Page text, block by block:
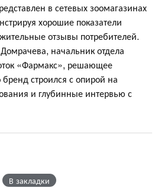
в сетевых зоомагазинах
хорошие показатели
отзывы потребителей.
начальник отдела
«Фармакс», решающее
строился с опирой на
и глубинные интервью с
В закладки